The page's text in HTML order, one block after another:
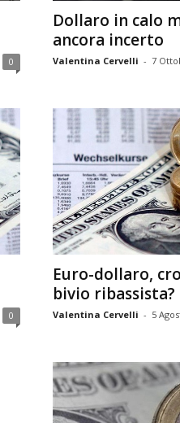
0
Dollaro in calo
ancora incerto
Valentina Cervelli - 7
0
Euro-dollaro,
bivio ribassista?
Valentina Cervelli - 5